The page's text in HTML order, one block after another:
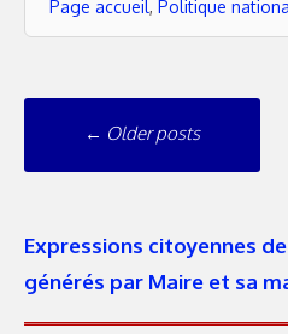
Page accueil, Politique
Navigation
messages
← Older posts
Expressions citoyennes
générés par Maire et sa